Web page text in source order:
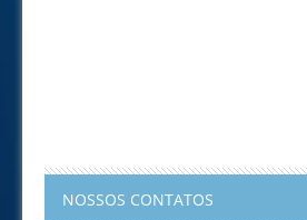
NOSSOS CONTATOS